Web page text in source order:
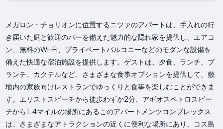
メガロン・チョリオンに位置するニツァのアパートは、手入れの行
き届いた庭と歓迎のバーを備えた魅力的な隠れ家を提供し、エアコ
ン、無料のWi-Fi、プライベートバルコニーなどのモダンな設備を
備えた快適な宿泊施設を提供します。ゲストは、夕食、ランチ、ブ
ランチ、カクテルなど、さまざまな食事オプションを提供して、敷
地内の家族向けレストランでゆっくりと食事を楽しむことができま
す。エリストスビーチから徒歩わずか2分、アギオスペトロスビー
チから1. 4マイルの場所にあるこのアパートメンツコンプレックス
は、さまざまなアトラクションの近くに便利な場所にあり、コス島